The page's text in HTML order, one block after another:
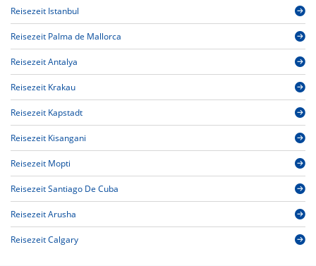
Reisezeit Istanbul
Reisezeit Palma de Mallorca
Reisezeit Antalya
Reisezeit Krakau
Reisezeit Kapstadt
Reisezeit Kisangani
Reisezeit Mopti
Reisezeit Santiago De Cuba
Reisezeit Arusha
Reisezeit Calgary